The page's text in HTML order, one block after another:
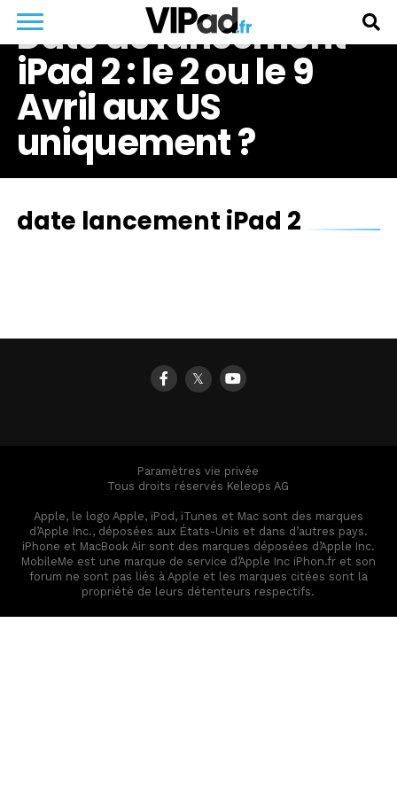
Date de lancement
iPad 2 : le 2 ou le 9
Avril aux US
uniquement ?
date lancement iPad 2
𝕏
Paramètres vie privée
Tous droits réservés Keleops AG
Apple, le logo Apple, iPod, iTunes et Mac sont des marques
d’Apple Inc., déposées aux États-Unis et dans d’autres pays.
iPhone et MacBook Air sont des marques déposées d’Apple Inc.
MobileMe est une marque de service d’Apple Inc iPhon.fr et son
forum ne sont pas liés à Apple et les marques citées sont la
propriété de leurs détenteurs respectifs.